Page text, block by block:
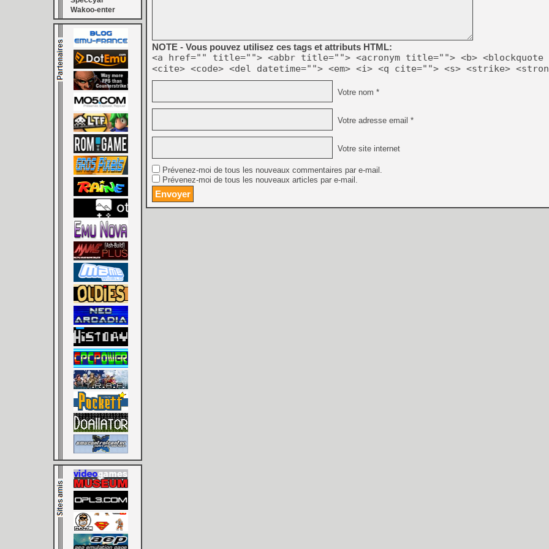
[Mo5] Deux inédits du
[GK] Le beat'em up The
[GK] Endless Legend 2 :
[LS] [PS5] Le WebKit
[GK] Oubliez Crazy Taxi,
[LS] [Switch] NSZ 5.0.0
[GK] No More Room in
Wakoo-enter
NOTE - Vous pouvez utilisez ces tags et attributs HTML:
<a href="" title=""> <abbr title=""> <acronym title=""> <b> <blockquote
<cite> <code> <del datetime=""> <em> <i> <q cite=""> <s> <strike>
Votre nom *
Votre adresse email *
Votre site internet
Prévenez-moi de tous les nouveaux commentaires par e-mail.
Prévenez-moi de tous les nouveaux articles par e-mail.